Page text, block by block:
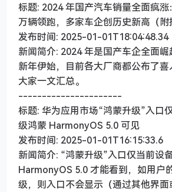
标题: 2024 年国产汽车销量全面疯涨
万辆领跑，多家车企创历史新高（附
发布时间: 2025-01-01T18:04:48.34
新闻简介: 2024 年是国产车企全面
新年伊始，目前各大厂商都公布了
大家一文汇总。
----------------------
标题: 华为应用市场“鸿蒙升级”入口
级鸿蒙 HarmonyOS 5.0 可见
发布时间: 2025-01-01T16:15:33.6
新闻简介: “鸿蒙升级”入口仅当前设
HarmonyOS 5.0 才能看到，如用户
级，则入口不会显示（通过其他界